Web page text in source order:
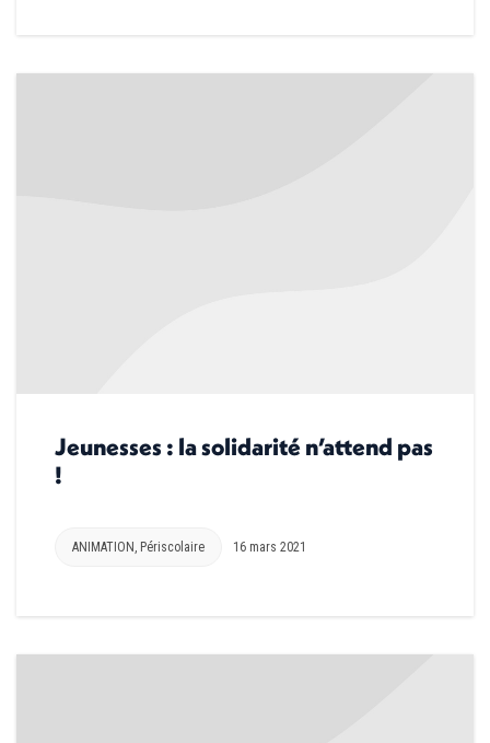
Jeunesses : la solidarité n’attend pas
!
ANIMATION Périscolaire 16 mars 2021